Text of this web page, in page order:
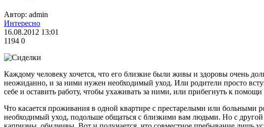
Автор: admin
Интересно
16.08.2012 13:01
1194 0
Каждому человеку хочется, что его близкие были живы и здоровы очень
неожиданно, и за ними нужен необходимый уход. Или родители просто
себе и оставить работу, чтобы ухаживать за ними, или прибегнуть к помощи
Что касается проживания в одной квартире с престарелыми или больными
необходимый уход, подольше общаться с близкими вам людьми. Но с